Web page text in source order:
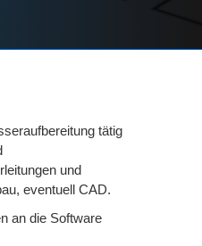
tätig
und
eventuell CAD.
an die Software